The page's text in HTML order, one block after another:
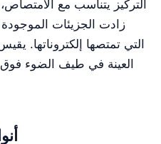
التركيز يتناسب مع
زادت الجزيئات
التي تمتصها إلكتروناتها.